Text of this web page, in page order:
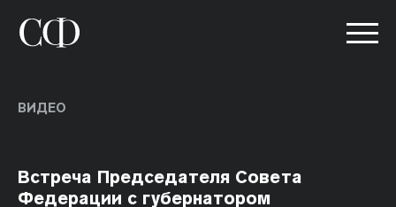
ВИДЕО
Встреча Председателя Совета
Федерации с губернатором